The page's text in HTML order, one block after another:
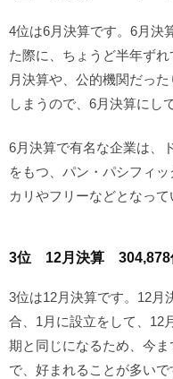
4位は6月決算です。6月決
た際に、ちょうど半年ず
月決算や、公的機関だっ
しまうので、6月決算にし
6月決算で有名な企業は、
をもつ、パン・パシフィ
カリやフリーなどとなって
3位 12月決算 304,878
3位は12月決算です。12月
合、1月に設立をして、12
期と同じになるため、今
で、好まれることが多い